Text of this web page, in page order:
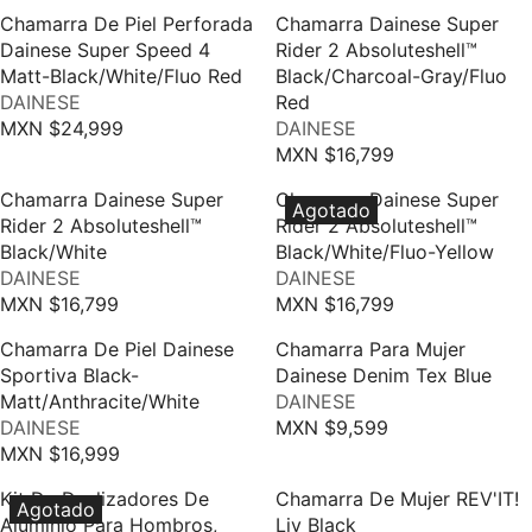
8
9
9
6
9
9
N
$
2
0
,
9
9
N
$
1
1
,
9
9
9
P
R
I
C
E
N
$
1
4
,
1
9
9
,
N
O
W
O
R
I
C
E
M
X
$
2
7
,
6
9
9
D
O
R
:
E
G
U
L
A
R
I
C
E
M
N
$
2
7
,
6
9
D
O
R
:
E
G
U
L
A
R
R
I
C
E
M
N
$
2
7
6
9
Chamarra De Piel Perforada
Dainese Super Speed 4
Matt-Black/White/Fluo Red
V
E
O
R
:
DAINESE
R
G
U
L
A
R
R
I
C
E
M
N
MXN $24,999
Chamarra Dainese Super
Rider 2 Absoluteshell™
Black/Charcoal-Gray/Fluo
Red
V
E
D
O
R
:
DAINESE
R
E
G
U
L
A
P
R
I
C
X
MXN $16,799
Chamarra Dainese Super
Rider 2 Absoluteshell™
Black/White
V
E
D
O
R
:
DAINESE
R
E
G
U
L
A
P
R
MXN $16,799
Agotado
Chamarra Dainese Super
Rider 2 Absoluteshell™
Black/White/Fluo-Yellow
V
E
D
O
R
:
DAINESE
R
E
G
U
L
P
R
MXN $16,799
Chamarra De Piel Dainese
Sportiva Black-
Matt/Anthracite/White
V
E
D
DAINESE
R
E
G
MXN $16,999
Chamarra Para Mujer
Dainese Denim Tex Blue
V
E
O
DAINESE
R
G
U
MXN $9,599
Agotado
Kit De Deslizadores De
Aluminio Para Hombros,
Chamarra De Mujer REV'IT!
Liv Black